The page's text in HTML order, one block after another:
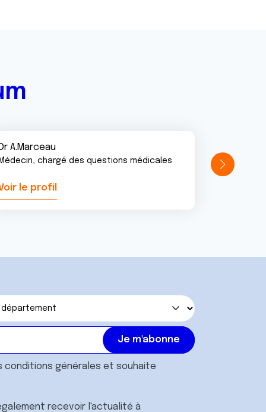
A.Marceau
chargé des questions médicales
le profil
conditions générales et souhaite
recevoir l'actualité à